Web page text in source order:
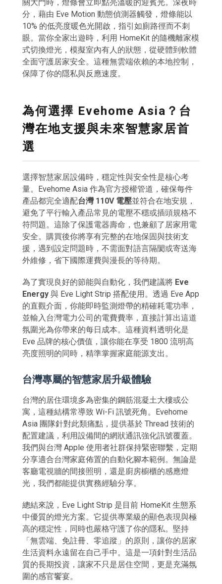
關大門時，燈條會立即點亮溫暖的迎賓光。深夜時
分，藉由 Eve Motion 動態偵測器觸發，燈條能以
10% 的低亮度暖色光開啟，指引如廁路徑而不刺
眼。當你全家出遊時，利用 HomeKit 的隨機離家模
式切換燈光，模擬室內有人的狀態，從硬體到軟體
全面守護居家安全。這種無雲端依賴的本地控制，
保障了你的隱私與反應速度。
為何選擇 Evehome Asia？台
灣在地支援與未來智慧家居首
選
選擇智慧家居設備時，穩定性與安全性是核心考
量。Evehome Asia 作為官方授權管道，確保每件
產品都完全適配台灣 110V 電壓並符合在地安規，
避免了平行輸入產品常見的電壓不穩或插頭規格不
符問題。這除了保護電器壽命，也兼顧了居家用電
安全。購買後你將享有完整的在地保固與技術支
援，遇到設定問題時，不需面對語言隔閡或寄送海
外維修，省下國際運費與漫長的等待期。
為了實現良好的節能與自動化，我們建議將 Eve
Energy 與 Eve Light Strip 搭配使用。透過 Eve App
的直觀介面，你能即時監測燈帶的精確耗電功率，
並輸入台灣電力公司的電費費率，直接計算出這道
氛圍光為你帶來的每日成本。這種資料透明化是
Eve 品牌的核心價值，讓你能在享受 1800 流明高
亮度照明的同時，精準掌握家庭能源支出。
台灣專屬的智慧家居升級體驗
台灣的居住環境多為密集的鋼筋混凝土大樓或公
寓，這種結構常導致 Wi-Fi 訊號死角。Evehome
Asia 團隊針對此類痛點，提供基於 Thread 技術的
配置建議，利用設備間的網狀通訊強化訊號覆蓋。
我們與台灣 Apple 使用者社群保持緊密聯繫，定期
分享適合台灣家庭佈置的自動化腳本範例。無論是
客廳電視牆的間接照明，還是廚房櫥櫃的感應燈
光，我們都能提供實務經驗分享。
總結來說，Eve Light Strip 是目前 HomeKit 生態系
中優質的燈光方案。它提供專業級的顯色表現與極
高的穩定性，同時也嚴格守護了你的隱私。堅持
「無雲端、免註冊、零追蹤」的原則，讓你的居家
生活資料永遠留在自己手中。這是一項針對生活品
質的長期投資，讓家不只是居住空間，更是充滿氛
圍的感官饗宴。